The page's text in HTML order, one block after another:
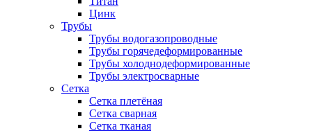
Цинк
Трубы
Трубы водогазопроводные
Трубы горячедеформированные
Трубы холоднодеформированные
Трубы электросварные
Сетка
Сетка плетёная
Сетка сварная
Сетка тканая